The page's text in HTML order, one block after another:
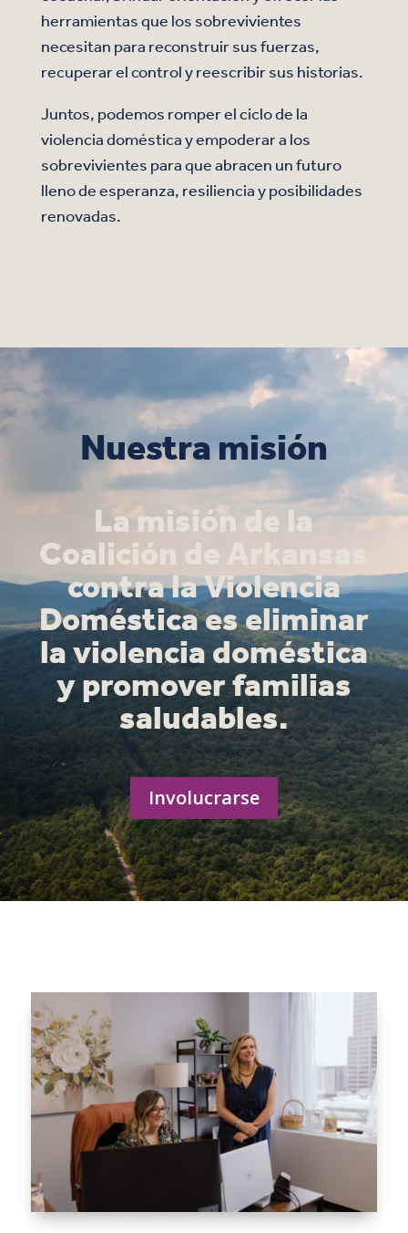
herramientas que los sobrevivientes
necesitan para reconstruir sus fuerzas,
recuperar el control y reescribir sus historias.
Juntos, podemos romper el ciclo de la
violencia doméstica y empoderar a los
sobrevivientes para que abracen un futuro
lleno de esperanza, resiliencia y posibilidades
renovadas.
Nuestra misión
La misión de la
Coalición de Arkansas
contra la Violencia
Doméstica es eliminar
la violencia doméstica
y promover familias
saludables.
Involucrarse